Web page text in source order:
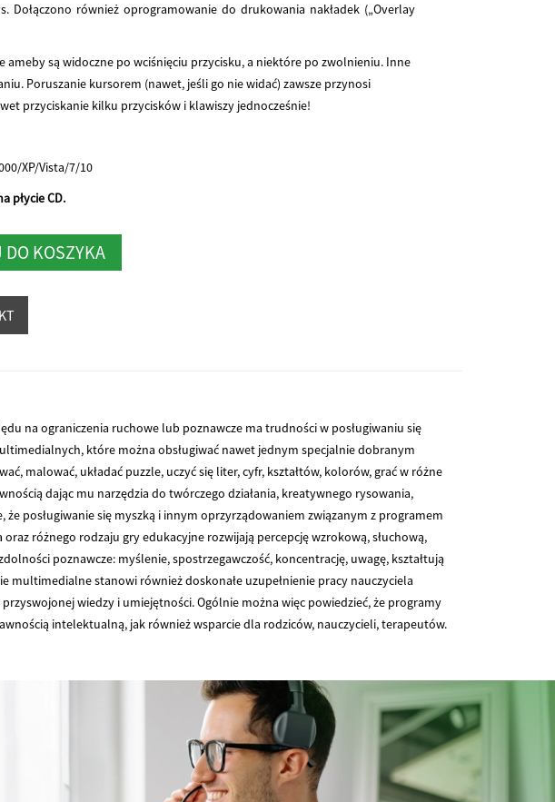
Dołączono również oprogramowanie do drukowania nakładek („Overlay
ameby są widoczne po wciśnięciu przycisku, a niektóre po zwolnieniu. Inne
Poruszanie kursorem (nawet, jeśli go nie widać) zawsze przynosi
przyciskanie kilku przycisków i klawiszy jednocześnie!
XP/Vista/7/10
płycie CD.
DO KOSZYKA
na ograniczenia ruchowe lub poznawcze ma trudności w posługiwaniu się
które można obsługiwać nawet jednym specjalnie dobranym
malować, układać puzzle, uczyć się liter, cyfr, kształtów, kolorów, grać w różne
dając mu narzędzia do twórczego działania, kreatywnego rysowania,
posługiwanie się myszką i innym oprzyrządowaniem związanym z programem
różnego rodzaju gry edukacyjne rozwijają percepcję wzrokową, słuchową,
poznawcze: myślenie, spostrzegawczość, koncentrację, uwagę, kształtują
stanowi również doskonałe uzupełnienie pracy nauczyciela
wiedzy i umiejętności. Ogólnie można więc powiedzieć, że programy
intelektualną, jak również wsparcie dla rodziców, nauczycieli, terapeutów.